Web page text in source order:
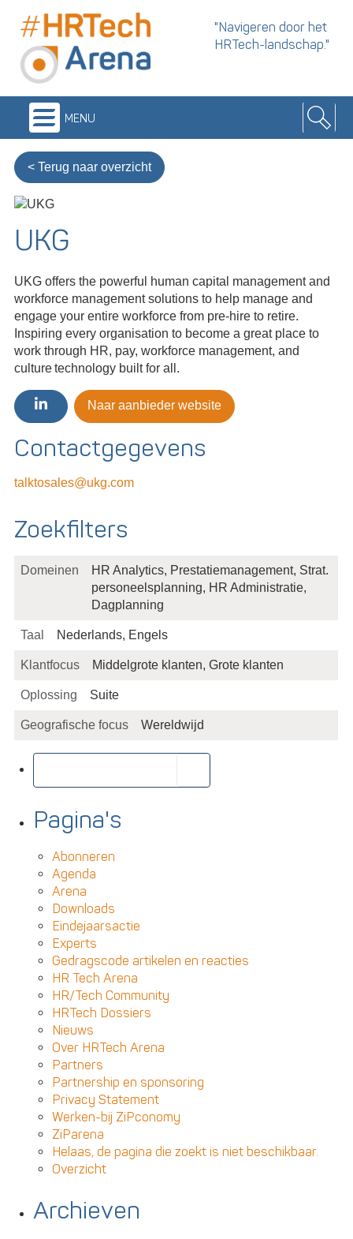
"Navigeren door het
HRTech-landschap."
menu
< Terug naar overzicht
UKG
UKG offers the powerful human capital management and
workforce management solutions to help manage and
engage your entire workforce from pre-hire to retire.
Inspiring every organisation to become a great place to
work through HR, pay, workforce management, and
culture technology built for all.
Naar aanbieder website
Contactgegevens
talktosales@ukg.com
Zoekfilters
Domeinen
HR Analytics, Prestatiemanagement, Strat.
personeelsplanning, HR Administratie,
Dagplanning
Taal Nederlands, Engels
Klantfocus Middelgrote klanten, Grote klanten
Oplossing Suite
Geografische focus Wereldwijd
Pagina's
Abonneren
Agenda
Arena
Downloads
Eindejaarsactie
Experts
Gedragscode artikelen en reacties
HR Tech Arena
HR/Tech Community
HRTech Dossiers
Nieuws
Over HRTech Arena
Partners
Partnership en sponsoring
Privacy Statement
Werken-bij ZiPconomy
ZiParena
Helaas, de pagina die zoekt is niet beschikbaar.
Overzicht
Archieven